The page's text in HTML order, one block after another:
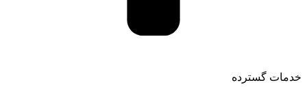
خدمات گسترده